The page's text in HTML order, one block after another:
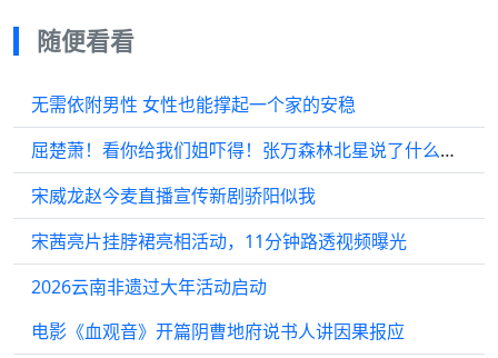
随便看看
无需依附男性 女性也能撑起一个家的安稳
屈楚萧！看你给我们姐吓得！张万森林北星说了什么悄悄话 屈楚萧生日被送汉堡
宋威龙赵今麦直播宣传新剧骄阳似我
宋茜亮片挂脖裙亮相活动，11分钟路透视频曝光
2026云南非遗过大年活动启动
电影《血观音》开篇阴曹地府说书人讲因果报应